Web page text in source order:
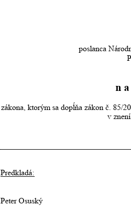
poslanca
n
zákona, ktorým sa dopĺňa zákon č. 85/
v
Predkladá:
Peter Osuský